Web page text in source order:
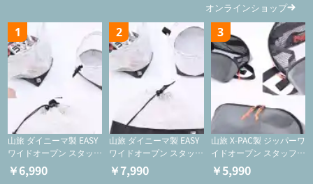
オンラインショップ
1
山旅 ダイニーマ製 EASY
ワイドオープン スタッフ
サックS【巾着/ケース】
￥6,990
2
山旅 ダイニーマ製 EASY
ワイドオープン スタッフ
サックM【巾着/ケース】
￥7,990
3
山旅 X-PAC製 ジッパーワ
イドオープン スタッフサ
ック【ジッパーケース/
ケース/フードバッグ/コ
￥5,990